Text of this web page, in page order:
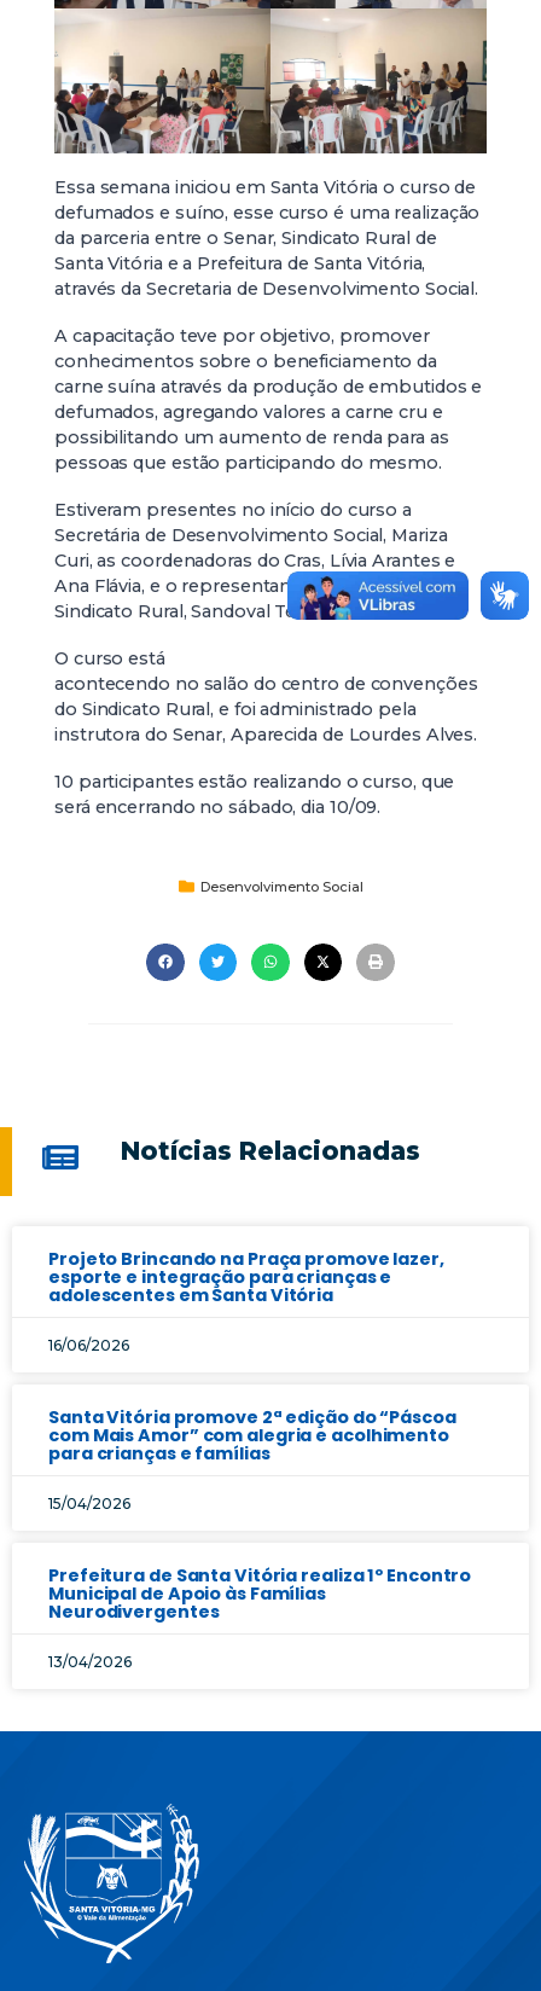
Essa semana iniciou em Santa Vitória o curso de
defumados e suíno, esse curso é uma realização
da parceria entre o Senar, Sindicato Rural de
Santa Vitória e a Prefeitura de Santa Vitória,
através da Secretaria de Desenvolvimento Social.
A capacitação teve por objetivo, promover
conhecimentos sobre o beneficiamento da
carne suína através da produção de embutidos e
defumados, agregando valores a carne cru e
possibilitando um aumento de renda para as
pessoas que estão participando do mesmo.
Estiveram presentes no início do curso a
Secretária de Desenvolvimento Social, Mariza
Curi, as coordenadoras do Cras, Lívia Arantes e
Ana Flávia, e o representante do Senar e
Sindicato Rural, Sandoval Teodoro.
O curso está
acontecendo no salão do centro de convenções
do Sindicato Rural, e foi administrado pela
instrutora do Senar, Aparecida de Lourdes Alves.
10 participantes estão realizando o curso, que
será encerrando no sábado, dia 10/09.
Desenvolvimento Social
Notícias Relacionadas
Projeto Brincando na Praça promove lazer,
esporte e integração para crianças e
adolescentes em Santa Vitória
16/06/2026
Santa Vitória promove 2ª edição do “Páscoa
com Mais Amor” com alegria e acolhimento
para crianças e famílias
15/04/2026
Prefeitura de Santa Vitória realiza 1º Encontro
Municipal de Apoio às Famílias
Neurodivergentes
13/04/2026